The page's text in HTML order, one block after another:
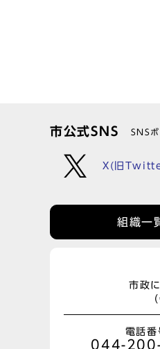
市公式SNS SNS
X(旧
組織一
市政
電話番
044-